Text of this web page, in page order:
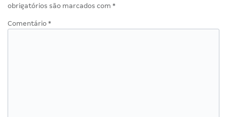
obrigatórios são marcados com *
Comentário *